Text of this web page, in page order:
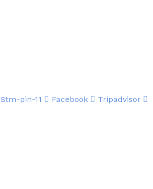
Stm-pin-11 Facebook
Tripadvisor